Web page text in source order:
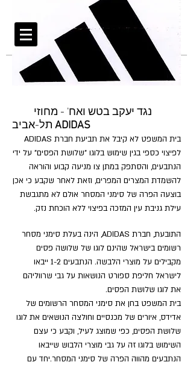
MONTEKIO &CO.
מונטקיו ושות' משרד עורכי-דין
ADIDAS
בית המשפט לא קיבל את תביעת חברת ADIDAS
לפיצוי כספי בגין שימוש בלוגו "שלושת הפסים" על ידי
הנתבעים, והסתפק במתן צו מניעה קבוע והוראה
להשמדת המצרים המפרים, וזאת לאחר שקבע כי אכן
בוצעה הפרה של סימני המסחר אולם לא מתגבשת
עילת גניבת עין המזכה בפיצוי ללא הוכחת נזק.
התובעת, חברת ADIDAS, הינה בעלת סימני מסחר
רשומים בישראל שהינם לוגו של שלושה פסים
מקבילים על מוצרי הלבשה. הנתבעים 1-2 ייבאו
לישראל חליפת ספורט הנושאות על גבי שרווליהם
את לוגו שלושת הפסים.
בית המשפט בחן את סימני המסחר הרשומים של
אדידס, איורים של מכנסיים וחולצה הנושאים את לוגו
שלושת הפסים, כפי שמוצג לעיל, וקבע כי עצם
השימוש בלוגו זה על גבי מוצרי הלבוש שייבאו
הנתבעים מהווה הפרה של סימני המסחר.יחד עם